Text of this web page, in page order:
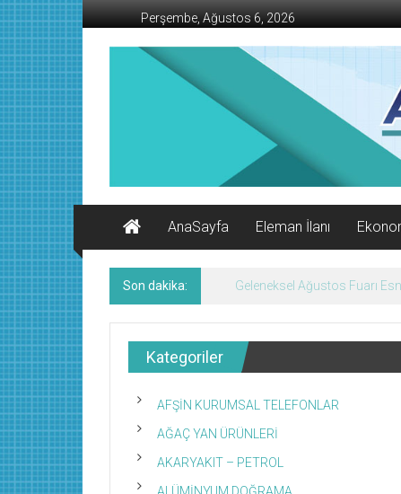
İçeriğe
geç
Perşembe, Ağustos 6, 2026
AFŞİN
Ekonomi
Kanalı
AnaSayfa
Eleman İlanı
Son dakika: Afşin’de Nöbetçi Eczaneler/
Kategoriler
AFŞİN KURUMSAL TELEFONLAR
AĞAÇ YAN ÜRÜNLERİ
AKARYAKIT – PETROL